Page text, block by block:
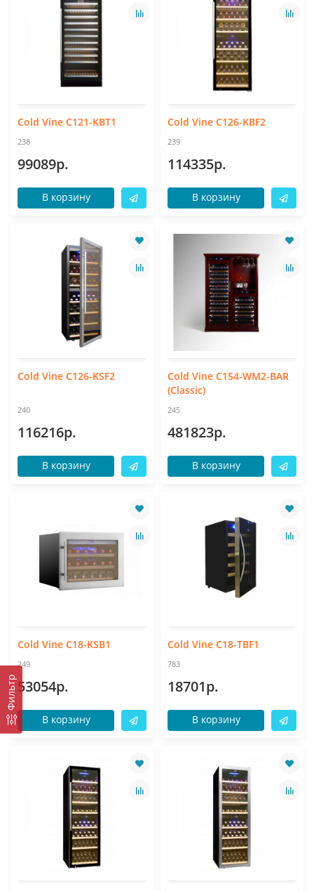
Cold Vine C121-KBT1
238
99089р.
В корзину
Cold Vine C126-KBF2
239
114335р.
В корзину
Cold Vine C126-KSF2
240
116216р.
В корзину
Cold Vine C154-WM2-BAR
(Classic)
245
481823р.
В корзину
Cold Vine C18-KSB1
249
53054р.
В корзину
Cold Vine C18-TBF1
783
18701р.
В корзину
Фильтр